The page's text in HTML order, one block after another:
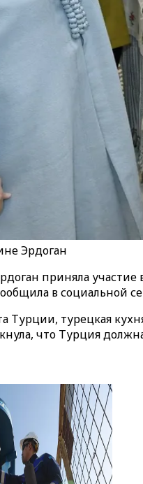
Эрдоган
приняла
в социальной
Турции, турецкая
что Турция